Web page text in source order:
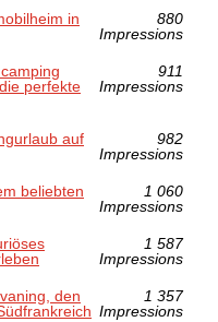
in
880
Impressions
perfekte
911
Impressions
auf
982
Impressions
beliebten
1 060
Impressions
1 587
Impressions
den
1 357
Impressions